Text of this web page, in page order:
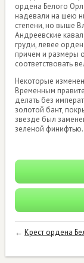
ордена Белого
надевали на шею
степени, но выше
Андреевские
груди, левее
причем и размеры
соответствовать
Некоторые
Временным
делать без
золотой бант,
звезде был
зеленой финифтью.
←Крест ордена